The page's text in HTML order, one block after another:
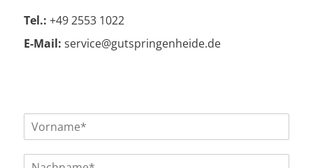
Tel.: +49 2553 1022
E-Mail: service@gutspringenheide.de